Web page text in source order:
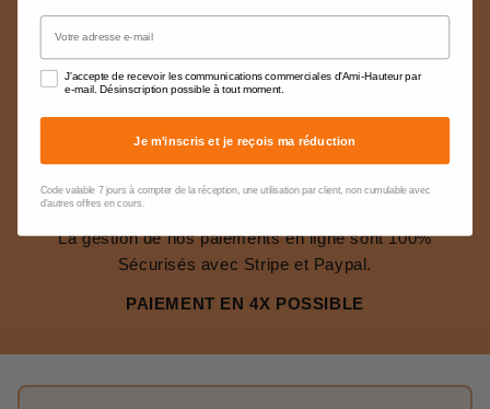
disposition pour répondre à
toutes vos questions.
Ils sont calculés en
fonction du poids et du
volume
PAIEMENTS SÉCURISÉS
La gestion de nos paiements en ligne sont 100%
Sécurisés avec Stripe et Paypal.
PAIEMENT EN 4X POSSIBLE
Votre adresse e-mail
J'accepte de recevoir les communications commerciales d'Ami-Hauteur par
e-mail. Désinscription possible à tout moment.
Je m'inscris et je reçois ma réduction
Code valable 7 jours à compter de la réception, une utilisation par client, non cumulable avec
d'autres offres en cours.